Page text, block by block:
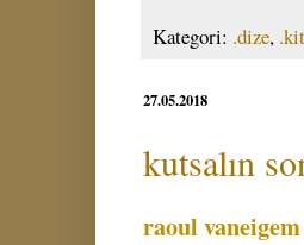
Kategori: .dize,
27.05.2018
kutsalın
raoul vaneigem